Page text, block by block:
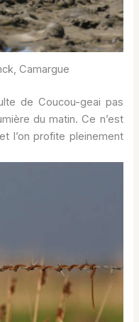
Camargue
de Coucou-geai pas
du matin. Ce n’est
l’on profite pleinement